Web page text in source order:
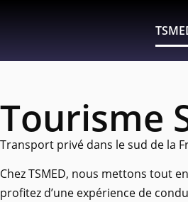
Tourisme
Transport privé dans le sud de la
Chez TSMED, nous mettons tout
profitez d’une expérience de